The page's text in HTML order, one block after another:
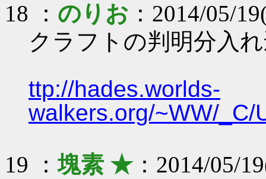
18 ： のりお ：2014/05/
クラフトの判明分入
ttp://hades.worlds-
walkers.org/~WW/_C/
19 ：塊素 ★：2014/05/